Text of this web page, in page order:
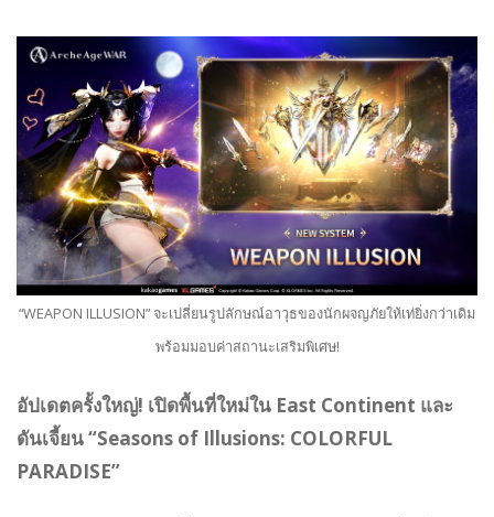
“WEAPON ILLUSION” จะเปลี่ยนรูปลักษณ์อาวุธของนักผจญภัยให้เท่ยิ่งกว่าเดิม
พร้อมมอบค่าสถานะเสริมพิเศษ!
อัปเดตครั้งใหญ่! เปิดพื้นที่ใหม่ใน East Continent และ
ดันเจี้ยน “Seasons of Illusions: COLORFUL
PARADISE”